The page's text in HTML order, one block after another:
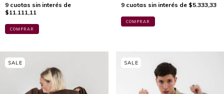
9 cuotas sin interés de
$11.111,11
COMPRAR
9 cuotas sin interés de $5.333,33
COMPRAR